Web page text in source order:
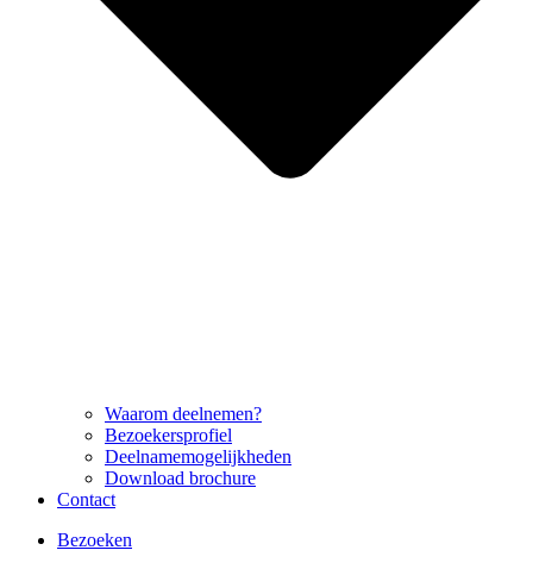
Waarom deelnemen?
Bezoekersprofiel
Deelnamemogelijkheden
Download brochure
Contact
Bezoeken